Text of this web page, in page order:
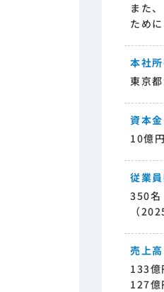
また
ため
本社
東京
資本金
10億円
従業
350名
（
売上高
133億
127億